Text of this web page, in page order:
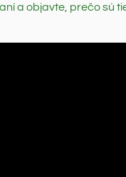
a objavte, prečo sú